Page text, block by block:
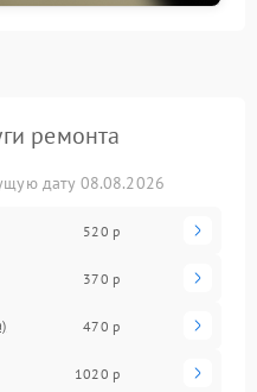
ремонта
дату 08.08.2026
520 р
370 р
470 р
1020 р